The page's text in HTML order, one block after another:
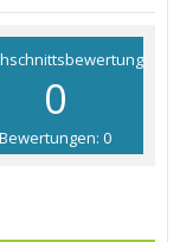
0
Bewertungen: 0